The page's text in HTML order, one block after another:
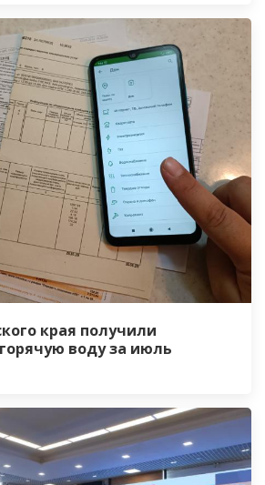
края получили
воду за июль